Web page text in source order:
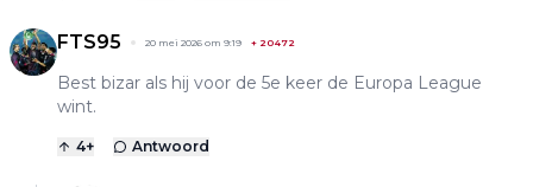
FTS95 20 mei 2026 om 9:19 + 20472
Best bizar als hij voor de 5e keer de Europa League
wint.
4+ Antwoord